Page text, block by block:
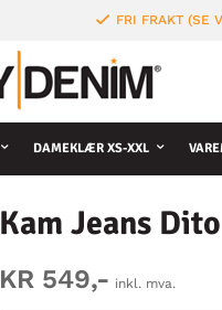
FRI FRAKT (SE
DAMEKLÆR XS-XXL
Kam Jeans
KR 549,- inkl. mva.